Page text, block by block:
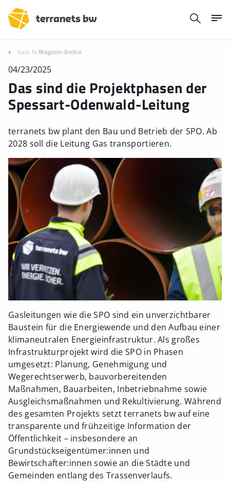
back to Magazin-Archiv
04/23/2025
Das sind die Projektphasen der
Spessart-Odenwald-Leitung
terranets bw plant den Bau und Betrieb der SPO. Ab
2028 soll die Leitung Gas transportieren.
Gasleitungen wie die SPO sind ein unverzichtbarer
Baustein für die Energiewende und den Aufbau einer
klimaneutralen Energieinfrastruktur. Als großes
Infrastrukturprojekt wird die SPO in Phasen
umgesetzt: Planung, Genehmigung und
Wegerechtserwerb, bauvorbereitenden
Maßnahmen, Bauarbeiten, Inbetriebnahme sowie
Ausgleichsmaßnahmen und Rekultivierung. Während
des gesamten Projekts setzt terranets bw auf eine
transparente und frühzeitige Information der
Öffentlichkeit – insbesondere an
Grundstückseigentümer:innen und
Bewirtschafter:innen sowie an die Städte und
Gemeinden entlang des Trassenverlaufs.